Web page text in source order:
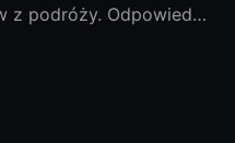
z podróży. Odpowiedni
do tworzenia
porady, jak